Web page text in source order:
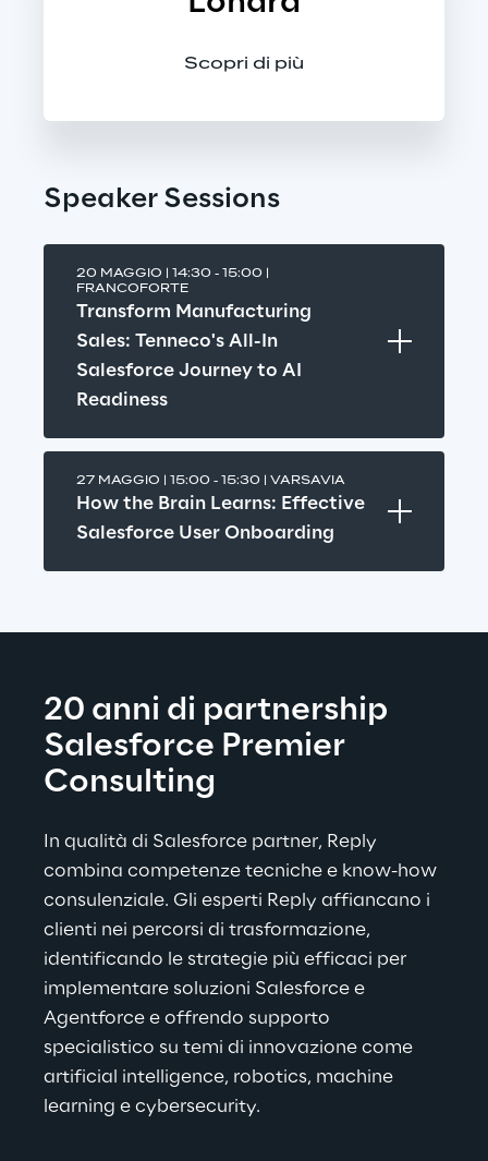
Scopri di più
Speaker Sessions
20 MAGGIO | 14:30 - 15:00 |
FRANCOFORTE
Transform Manufacturing
Sales: Tenneco's All-In
Salesforce Journey to AI
Readiness
27 MAGGIO | 15:00 - 15:30 | VARSAVIA
How the Brain Learns: Effective
Salesforce User Onboarding
20 anni di partnership
Salesforce Premier
Consulting
In qualità di Salesforce partner, Reply
combina competenze tecniche e know-how
consulenziale. Gli esperti Reply affiancano i
clienti nei percorsi di trasformazione,
identificando le strategie più efficaci per
implementare soluzioni Salesforce e
Agentforce e offrendo supporto
specialistico su temi di innovazione come
artificial intelligence, robotics, machine
learning e cybersecurity.